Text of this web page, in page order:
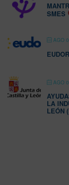
SMES
AGO
AGO
LA
LEÓN